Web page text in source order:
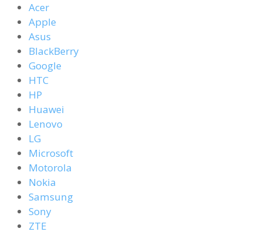
Acer
Apple
Asus
BlackBerry
Google
HTC
HP
Huawei
Lenovo
LG
Microsoft
Motorola
Nokia
Samsung
Sony
ZTE